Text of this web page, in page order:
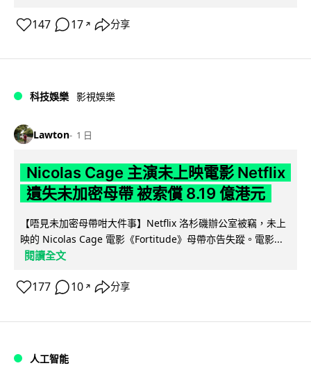
147 17 ↗ 分享
科技娛樂 影視娛樂
Lawton 1 日
Nicolas Cage 主演未上映電影 Netflix
遺失未加密母帶 被索償 8.19 億港元
【唔見未加密母帶咁大件事】Netflix 洛杉磯辦公室被竊，未上
映的 Nicolas Cage 電影《Fortitude》母帶亦告失蹤。電影...
閱讀全文
177 10 ↗ 分享
人工智能